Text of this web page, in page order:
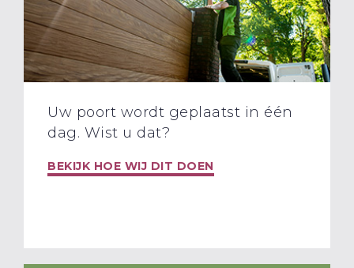
Uw poort wordt geplaatst in één
dag. Wist u dat?
BEKIJK HOE WIJ DIT DOEN